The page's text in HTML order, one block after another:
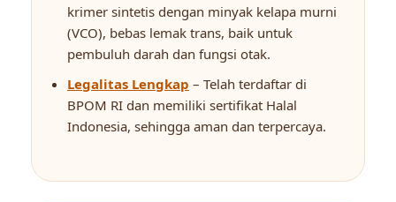
krimer sintetis dengan minyak kelapa murni
(VCO), bebas lemak trans, baik untuk
pembuluh darah dan fungsi otak.
Legalitas Lengkap – Telah terdaftar di
BPOM RI dan memiliki sertifikat Halal
Indonesia, sehingga aman dan terpercaya.